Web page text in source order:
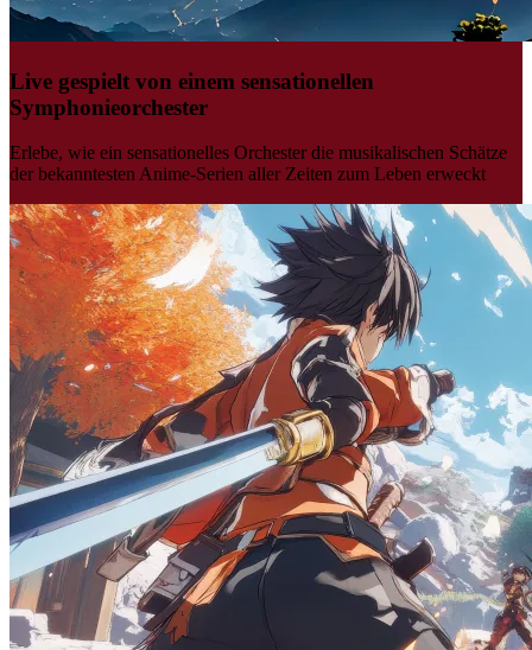
Live gespielt von einem sensationellen
Symphonieorchester
Erlebe, wie ein sensationelles Orchester die musikalischen Schätze
der bekanntesten Anime-Serien aller Zeiten zum Leben erweckt